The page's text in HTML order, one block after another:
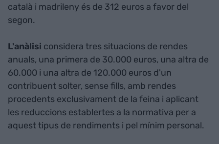
català i madrileny és de 312 euros a favor del
segon.
L'anàlisi considera tres situacions de rendes
anuals, una primera de 30.000 euros, una altra de
60.000 i una altra de 120.000 euros d'un
contribuent solter, sense fills, amb rendes
procedents exclusivament de la feina i aplicant
les reduccions establertes a la normativa per a
aquest tipus de rendiments i pel mínim personal.